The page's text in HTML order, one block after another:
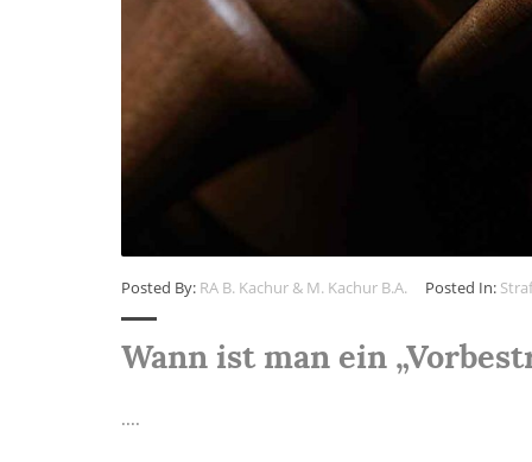
Posted By: RA B. Kachur & M. Kachur B.A. Posted In:
Wann ist man ein
....